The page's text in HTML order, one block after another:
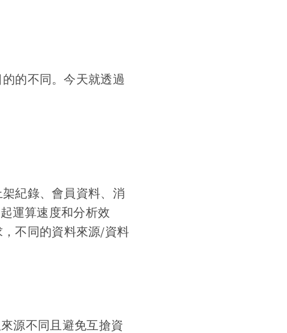
的不同。今天就透過
紀錄、會員資料、消
運算速度和分析效
不同的資料來源/資料
源不同且避免互搶資